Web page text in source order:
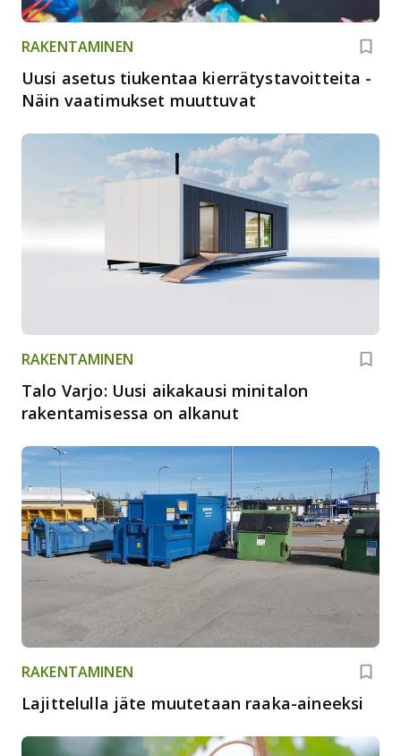
RAKENTAMINEN
Uusi asetus tiukentaa kierrätystavoitteita -
Näin vaatimukset muuttuvat
RAKENTAMINEN
Talo Varjo: Uusi aikakausi minitalon
rakentamisessa on alkanut
RAKENTAMINEN
Lajittelulla jäte muutetaan raaka-aineeksi